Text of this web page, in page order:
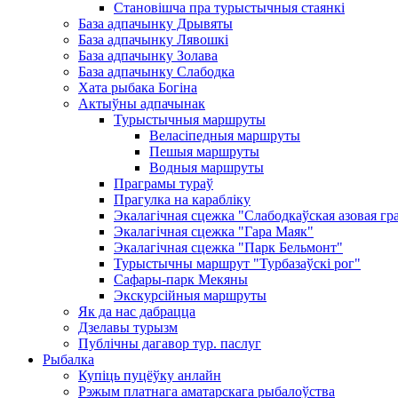
Становішча пра турыстычныя стаянкі
База адпачынку Дрывяты
База адпачынку Лявошкі
База адпачынку Золава
База адпачынку Слабодка
Хата рыбака Богіна
Актыўны адпачынак
Турыстычныя маршруты
Веласіпедныя маршруты
Пешыя маршруты
Водныя маршруты
Праграмы тураў
Прагулка на карабліку
Экалагічная сцежка "Слабодкаўская азовая
Экалагічная сцежка "Гара Маяк"
Экалагічная сцежка "Парк Бельмонт"
Турыстычны маршрут "Турбазаўскі рог"
Сафары-парк Мекяны
Экскурсійныя маршруты
Як да нас дабрацца
Дзелавы турызм
Публічны дагавор тур. паслуг
Рыбалка
Купіць пуцёўку анлайн
Рэжым платнага аматарскага рыбалоўства